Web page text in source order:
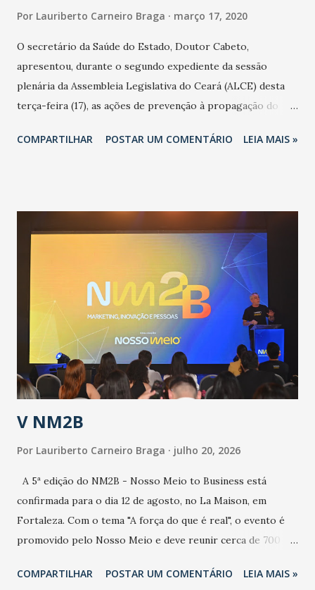
Por Lauriberto Carneiro Braga março 17, 2020
O secretário da Saúde do Estado, Doutor Cabeto,
apresentou, durante o segundo expediente da sessão
plenária da Assembleia Legislativa do Ceará (ALCE) desta
terça-feira (17), as ações de prevenção à propagação do
adotadas pelo Governo do Estado na contenção da
população suspeita e de cuidados com os ambientes
públicos e domiciliares. “Nós não estamos vivendo uma
epidemia comum, como temos em todos os anos, com
aumento de casos de dengue, influenza ou H1N1. Trata-se
de uma epidemia com um vírus diferente, com um poder de
contaminação maior que outros coronavírus”, apontou o
secretário. Segundo ele, é uma epidemia com chance de
contaminação alta, podendo gerar um grande risco à
população e ao sistema de saúde. “Precisamos saber fazer a
estratificação do risco da doença, para não so...
COMPARTILHAR POSTAR UM COMENTÁRIO LEIA MAIS »
V NM2B
Por Lauriberto Carneiro Braga julho 20, 2026
A 5ª edição do NM2B - Nosso Meio to Business está
confirmada para o dia 12 de agosto, no La Maison, em
Fortaleza. Com o tema "A força do que é real", o evento é
promovido pelo Nosso Meio e deve reunir cerca de 700
e lideranças do Mercado Nacional. Desde 2022, o NM2B
COMPARTILHAR POSTAR UM COMENTÁRIO LEIA MAIS »